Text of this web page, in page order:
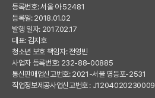
등록번호: 서울 아 52481
등록일: 2018.01.02
발행 일자: 2017.02.17
대표: 김지호
청소년 보호 책임자: 전영빈
사업자 등록번호: 232-88-00885
통신판매업신고번호: 2021-서울 영등포-2531
직업정보제공사업신고번호 : J1204020230009